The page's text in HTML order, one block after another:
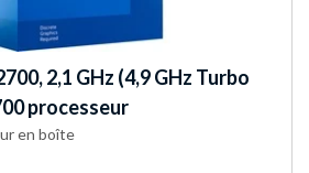
2,1 GHz (4,9 GHz Turbo
processeur
en boîte